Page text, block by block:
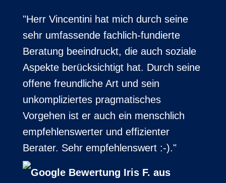
"Herr Vincentini hat mich durch seine
sehr umfassende fachlich-fundierte
Beratung beeindruckt, die auch soziale
Aspekte berücksichtigt hat. Durch seine
offene freundliche Art und sein
unkompliziertes pragmatisches
Vorgehen ist er auch ein menschlich
empfehlenswerter und effizienter
Berater. Sehr empfehlenswert :-)."
Iris F. aus